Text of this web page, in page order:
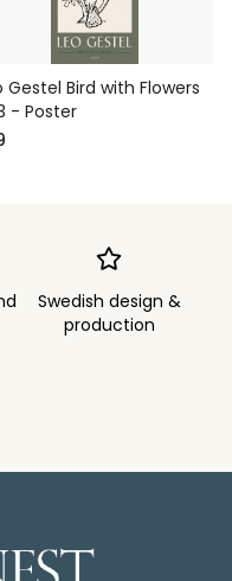
Gestel Bird with Flowers
- Poster
Swedish design &
production